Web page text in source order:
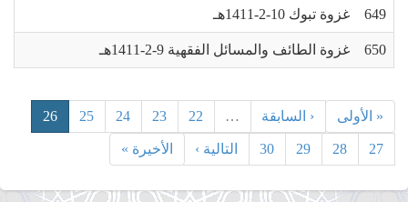
649 غزوة تبوك 10-2-1411هـ
650 غزوة الطائف والمسائل الفقهية 9-2-1411هـ
« الأولى ‹ السابقة …
22
23
24
25
26
27
28
29
30 التالية › الأخيرة »